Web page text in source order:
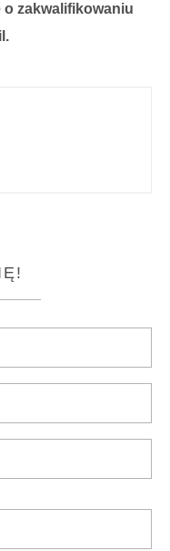
zakwalifikowaniu